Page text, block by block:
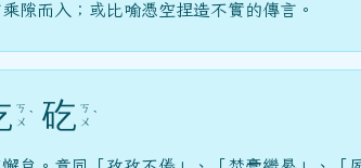
隙而入；或比喻憑空捏造不實的傳言。
ㄎ
ㄨ ˋ 矻 ㄎ
ㄨ ˋ